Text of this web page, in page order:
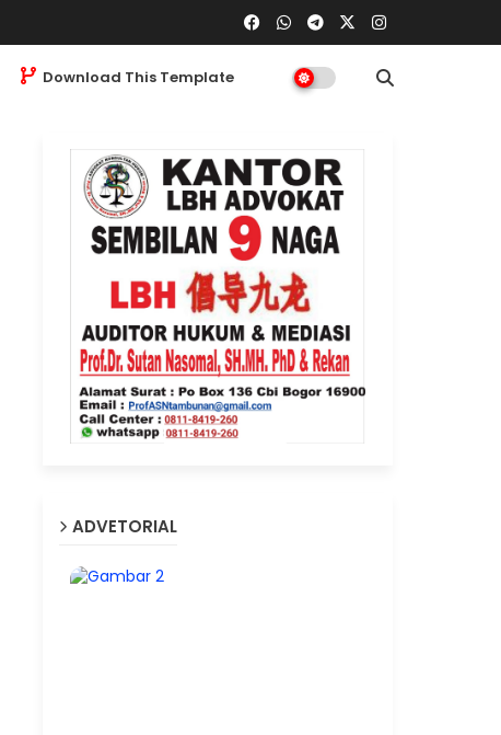
Download This Template
ADVETORIAL